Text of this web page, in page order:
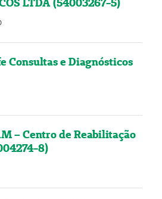
Consultas e Diagnósticos
– Centro de Reabilitação
8)